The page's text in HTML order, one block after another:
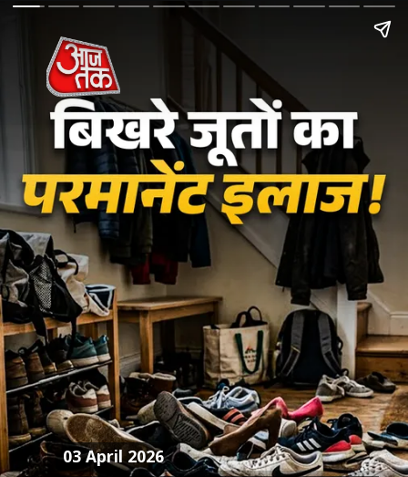
03 April 2026